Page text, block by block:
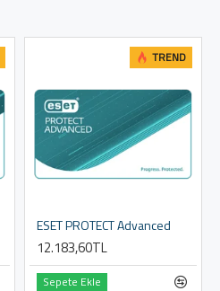
TREND
ESET PROTECT Advanced
12.183,60TL
Sepete Ekle